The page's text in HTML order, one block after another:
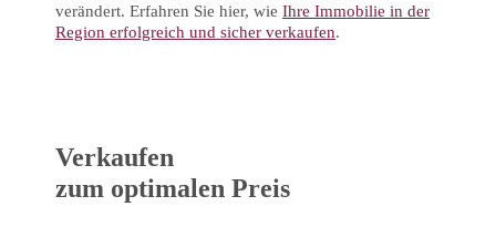
verändert. Erfahren Sie hier, wie Ihre Immobilie in der
Region erfolgreich und sicher verkaufen.
Verkaufen
zum optimalen Preis